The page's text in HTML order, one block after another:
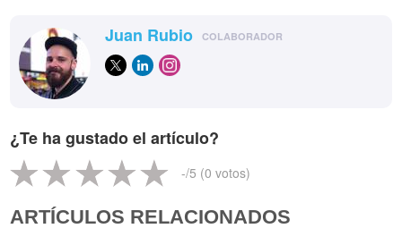
Juan Rubio COLABORADOR
¿Te ha gustado el artículo?
-/5 (0 votos)
ARTÍCULOS RELACIONADOS